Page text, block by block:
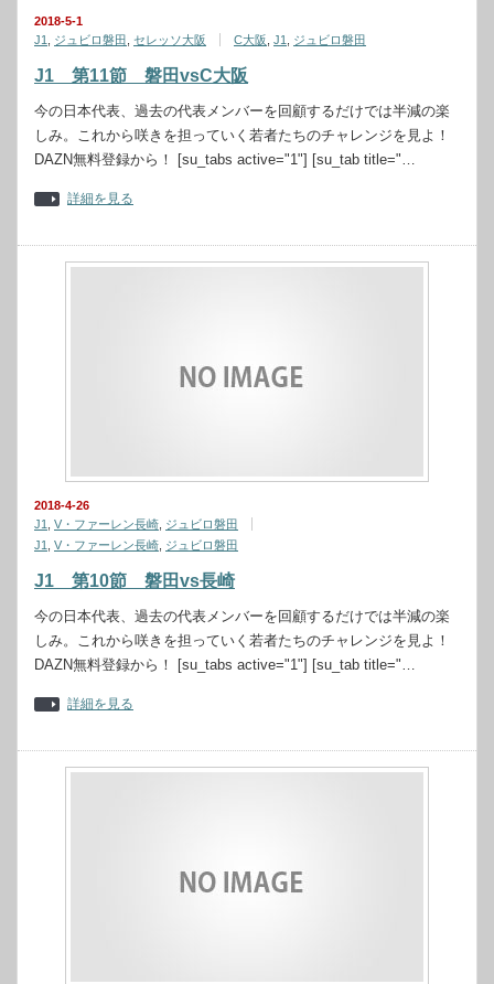
2018-5-1
J1
ジュビロ磐田 セレッソ大阪 C大阪 J1 ジュビロ磐田
J1 第11節 磐田vsC大阪
今の日本代表、過去の代表メンバーを回顧するだけでは半減の楽
しみ。これから咲きを担っていく若者たちのチャレンジを見よ！
DAZN無料登録から！ [su_tabs active="1"] [su_tab title="…
詳細を見る
2018-4-26
J1
V・ファーレン長崎 ジュビロ磐田
J1
V・ファーレン長崎 ジュビロ磐田
J1 第10節 磐田vs長崎
今の日本代表、過去の代表メンバーを回顧するだけでは半減の楽
しみ。これから咲きを担っていく若者たちのチャレンジを見よ！
DAZN無料登録から！ [su_tabs active="1"] [su_tab title="…
詳細を見る